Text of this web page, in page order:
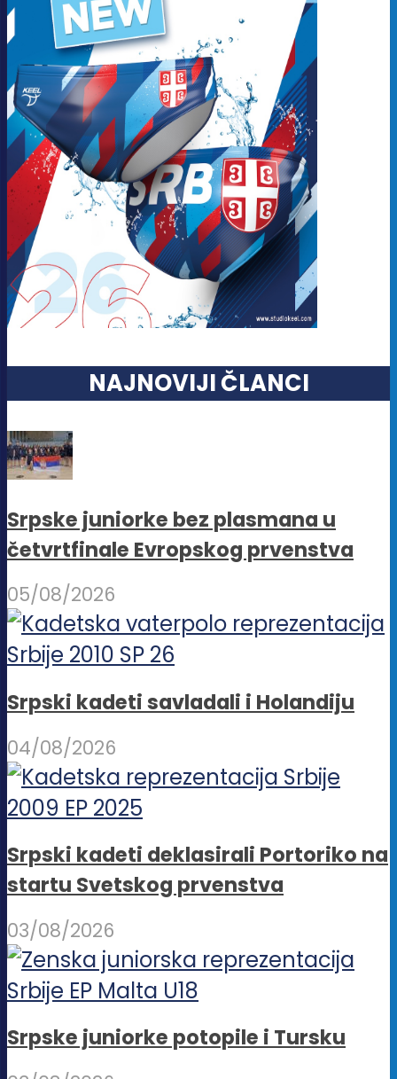
NAJNOVIJI ČLANCI
Srpske juniorke bez plasmana u
četvrtfinale Evropskog prvenstva
05/08/2026
Srpski kadeti savladali i Holandiju
04/08/2026
Srpski kadeti deklasirali Portoriko na
startu Svetskog prvenstva
03/08/2026
Srpske juniorke potopile i Tursku